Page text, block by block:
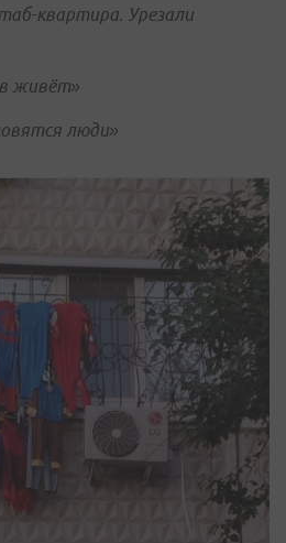
квартира. Урезали
живёт»
люди»